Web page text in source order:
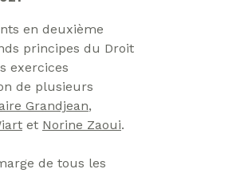
en deuxième
principes du Droit
exercices
de plusieurs
Grandjean,
et Norine Zaoui.
de tous les